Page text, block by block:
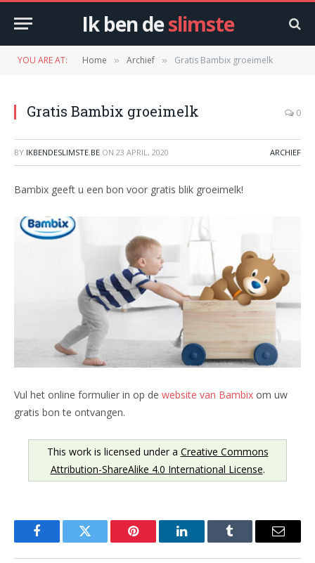
Ik ben deslimste
YOU ARE AT: Home » Archief » Gratis Bambix groeimelk
Gratis Bambix groeimelk 0
BY IKBENDESLIMSTE.BE ON 23 APRIL, 2020 ARCHIEF
Bambix geeft u een bon voor gratis blik groeimelk!
Vul het online formulier in op de website van Bambix om uw
gratis bon te ontvangen.
This work is licensed under a Creative Commons
Attribution-ShareAlike 4.0 International License.
FacebookTwitter Pinterest LinkedInTumblr Email